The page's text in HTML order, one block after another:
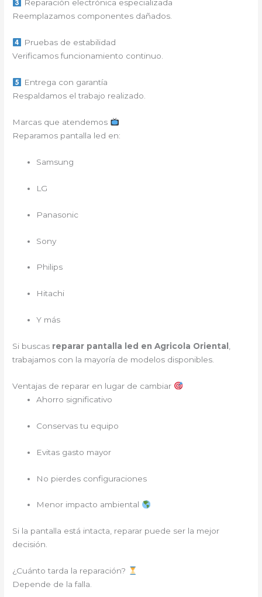
Reparación electrónica especializada
Reemplazamos componentes dañados.
Pruebas de estabilidad
Verificamos funcionamiento continuo.
Entrega con garantía
Respaldamos el trabajo realizado.
Marcas que atendemos
Reparamos pantalla led en:
Samsung
LG
Panasonic
Sony
Philips
Hitachi
Y más
Si buscas reparar pantalla led en Agricola Oriental
trabajamos con la mayoría de modelos disponibles.
Ventajas de reparar en lugar de cambiar
Ahorro significativo
Conservas tu equipo
Evitas gasto mayor
No pierdes configuraciones
Menor impacto ambiental
Si la pantalla está intacta, reparar puede ser la mejor
decisión.
¿Cuánto tarda la reparación?
Depende de la falla.